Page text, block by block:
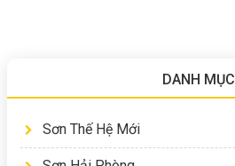
DANH MỤC
Sơn Thế Hệ Mới